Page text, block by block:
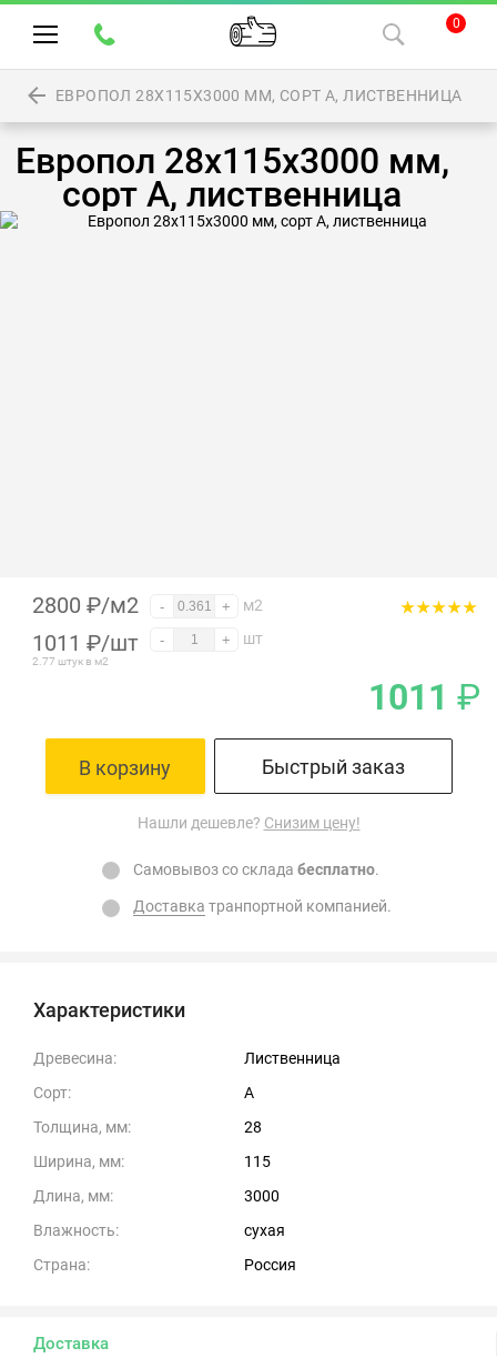
0
ЕВРОПОЛ 28Х115Х3000 ММ, СОРТ А, ЛИСТВЕННИЦА
Европол 28х115х3000 мм,
сорт А, лиственница
Характеристики
Древесина:
Лиственница
Сорт:
А
Толщина, мм:
28
Ширина, мм:
115
Длина, мм:
3000
Влажность:
сухая
Страна:
Россия
2800 ₽/м2 - + м2
1011 ₽/шт
2.77 штук в м2
- + шт
1011 ₽
В корзину Быстрый заказ
Нашли дешевле? Снизим цену!
Самовывоз со склада бесплатно.
Доставка транпортной компанией.
Доставка